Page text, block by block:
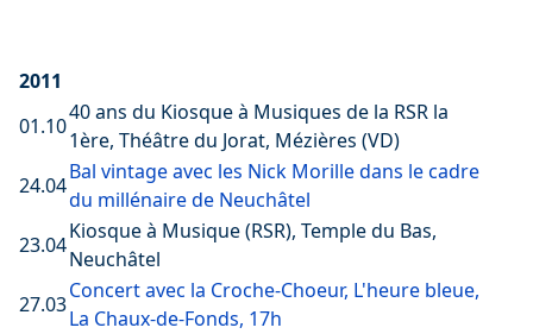
2011
01.10
40 ans du Kiosque à Musiques de la RSR la
1ère, Théâtre du Jorat, Mézières (VD)
24.04
Bal vintage avec les Nick Morille dans le cadre
du millénaire de Neuchâtel
23.04
Kiosque à Musique (RSR), Temple du Bas,
Neuchâtel
27.03
Concert avec la Croche-Choeur, L'heure bleue,
La Chaux-de-Fonds, 17h